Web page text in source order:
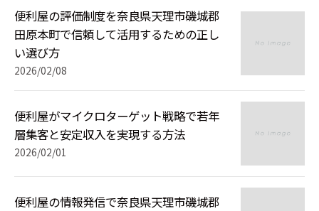
便利屋の評価制度を奈良県天理市磯城郡
田原本町で信頼して活用するための正し
い選び方
2026/02/08
便利屋がマイクロターゲット戦略で若年
層集客と安定収入を実現する方法
2026/02/01
便利屋の情報発信で奈良県天理市磯城郡